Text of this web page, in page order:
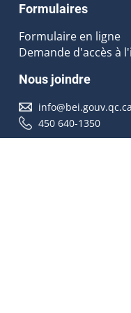
Formulaires
Formulaire en ligne
Demande d'accès à
Nous joindre
info@bei.gouv.qc.ca
450 640-1350